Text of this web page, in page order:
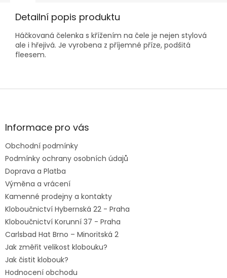
Detailní popis produktu
Háčkovaná čelenka s křížením na čele je nejen stylová
ale i hřejivá. Je vyrobena z příjemné příze, podšitá
fleesem.
Z
aInformace pro vás
Obchodní podmínky
Podmínky ochrany osobních údajů
Doprava a Platba
Výměna a vrácení
Kamenné prodejny a kontakty
Kloboučnictví Hybernská 22 - Praha
Kloboučnictví Korunní 37 - Praha
Carlsbad Hat Brno – Minoritská 2
Jak změřit velikost klobouku?
Jak čistit klobouk?
Hodnocení obchodu